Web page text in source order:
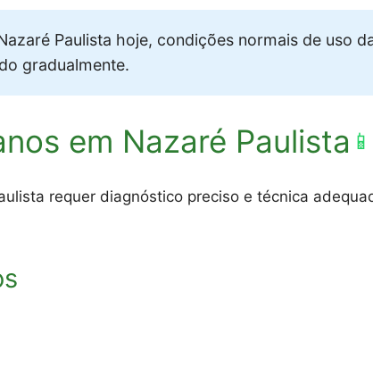
Paulista hoje, condições normais de uso
gradualmente.
em Nazaré Paulista 📱
requer diagnóstico preciso e técnica